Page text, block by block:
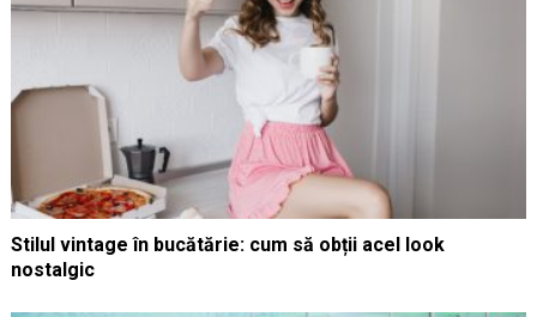
Stilul vintage în bucătărie: cum să obții acel look
nostalgic